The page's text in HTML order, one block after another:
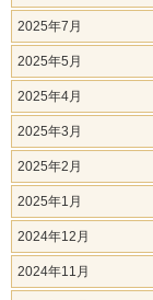
2025年7月
2025年5月
2025年4月
2025年3月
2025年2月
2025年1月
2024年12月
2024年11月